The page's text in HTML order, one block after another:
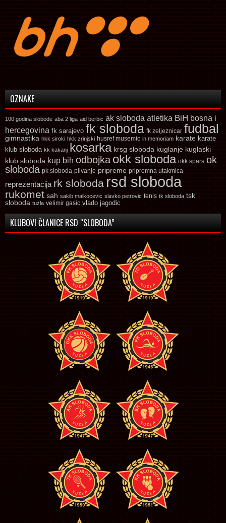
OZNAKE
100 godina slobode aba 2 liga aid berbic ak sloboda atletika BiH bosna i
hercegovina fk sarajevo fk sloboda fk zeljeznicar fudbal
gimnastika hkk siroki hkk zrinjski husref musemic in memoriam karate karate
klub sloboda kk kakanj kosarka krsg sloboda kuglanje kuglaski
klub sloboda kup bih odbojka okk sloboda okk spars ok
sloboda pk sloboda plivanje pripreme pripremna utakmica
reprezentacija rk sloboda rsd sloboda
rukomet sah sakib malkocevic slavko petrovic tenis tk sloboda tsk
sloboda tuzla velimir gasic vlado jagodic
KLUBOVI ČLANICE RSD “SLOBODA”